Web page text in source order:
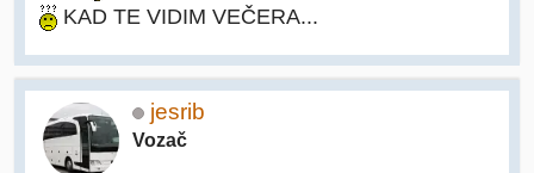
KAD TE VIDIM VEČERA...
jesrib
Vozač